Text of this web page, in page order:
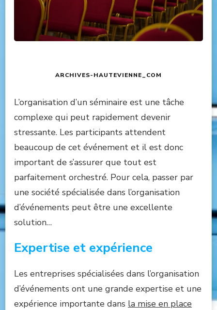
ARCHIVES-HAUTEVIENNE_COM
L’organisation d’un séminaire est une tâche
complexe qui peut rapidement devenir
stressante. Les participants attendent
beaucoup de cet événement et il est donc
important de s’assurer que tout est
parfaitement orchestré. Pour cela, passer par
une société spécialisée dans l’organisation
d’événements peut être une excellente
solution…
Expertise et expérience
Les entreprises spécialisées dans l’organisation
d’événements ont une grande expertise et une
expérience importante dans la mise en place